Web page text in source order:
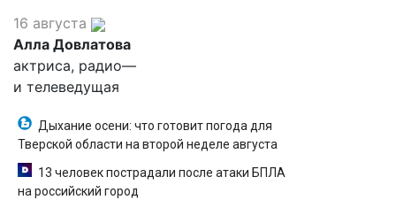
16 августа
Алла Довлатова
актриса, радио—
и телеведущая
Дыхание осени: что готовит погода для
Тверской области на второй неделе августа
13 человек пострадали после атаки БПЛА
на российский город